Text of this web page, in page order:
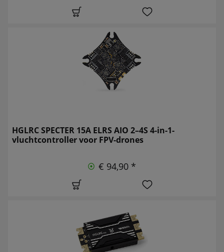
HGLRC SPECTER 15A ELRS AIO 2–4S 4-in-1-
vluchtcontroller voor FPV-drones
€ 94,90 *